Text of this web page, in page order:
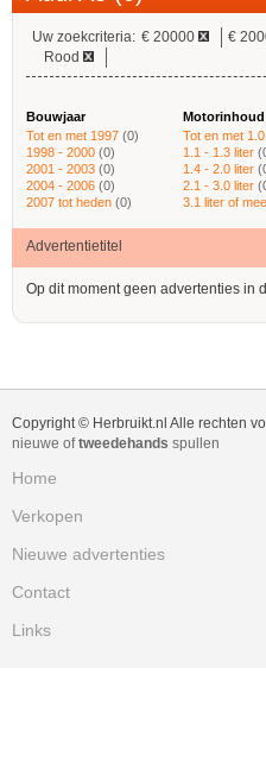
Uw zoekcriteria: € 20000 €
Rood
Bouwjaar
Tot en met 1997 (0)
1998 - 2000 (0)
2001 - 2003 (0)
2004 - 2006 (0)
2007 tot heden (0)
Motorinhoud
Tot en met
1.1 - 1.3 liter
1.4 - 2.0 liter
2.1 - 3.0 liter
3.1 liter of
Advertentietitel
Op dit moment geen advertenties in
Copyright © Herbruikt.nl Alle rechten
nieuwe oftweedehands spullen
Home
Verkopen
Nieuwe advertenties
Contact
Links